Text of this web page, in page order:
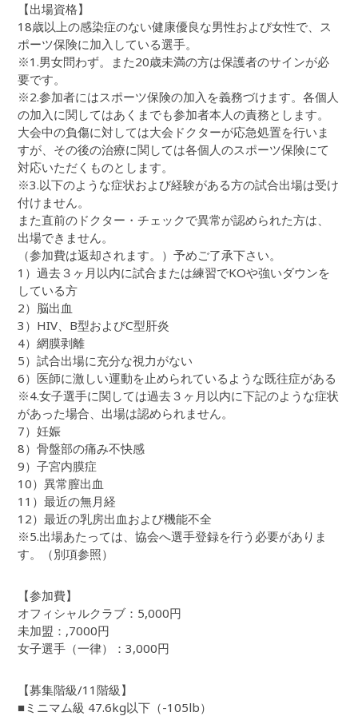
【出場資格】
18歳以上の感染症のない健康優良な男性および女性で、ス
ポーツ保険に加入している選手。
※1.男女問わず。また20歳未満の方は保護者のサインが必
要です。
※2.参加者にはスポーツ保険の加入を義務づけます。各個人
の加入に関してはあくまでも参加者本人の責務とします。
大会中の負傷に対しては大会ドクターが応急処置を行いま
すが、その後の治療に関しては各個人のスポーツ保険にて
対応いただくものとします。
※3.以下のような症状および経験がある方の試合出場は受け
付けません。
また直前のドクター・チェックで異常が認められた方は、
出場できません。
（参加費は返却されます。）予めご了承下さい。
1）過去３ヶ月以内に試合または練習でKOや強いダウンを
している方
2）脳出血
3）HIV、B型およびC型肝炎
4）網膜剥離
5）試合出場に充分な視力がない
6）医師に激しい運動を止められているような既往症がある
※4.女子選手に関しては過去３ヶ月以内に下記のような症状
があった場合、出場は認められません。
7）妊娠
8）骨盤部の痛み不快感
9）子宮内膜症
10）異常膣出血
11）最近の無月経
12）最近の乳房出血および機能不全
※5.出場あたっては、協会へ選手登録を行う必要がありま
す。（別項参照）
【参加費】
オフィシャルクラブ：5,000円
未加盟：,7000円
女子選手（一律）：3,000円
【募集階級/11階級】
■ミニマム級 47.6kg以下（-105lb）